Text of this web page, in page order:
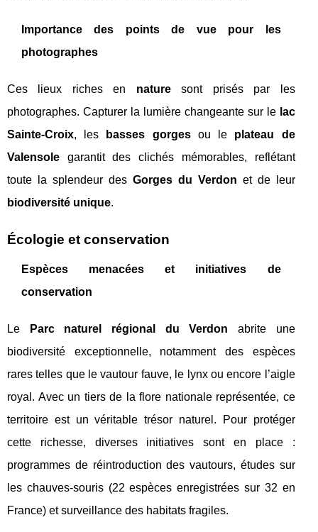
Importance des points de vue pour les
photographes
Ces lieux riches en naturesont prisés par les
photographes. Capturer la lumière changeante sur le lac
Sainte-Croix, les basses gorgesou le plateau de
Valensole garantit des clichés mémorables, reflétant
toute la splendeur des Gorges du Verdon et de leur
biodiversité unique.
Écologie et conservation
Espèces menacées et initiatives de
conservation
Le Parc naturel régional du Verdon abrite une
biodiversité exceptionnelle, notamment des espèces
rares telles que le vautour fauve, le lynx ou encore l’aigle
royal. Avec un tiers de la flore nationale représentée, ce
territoire est un véritable trésor naturel. Pour protéger
cette richesse, diverses initiatives sont en place :
programmes de réintroduction des vautours, études sur
les chauves-souris (22 espèces enregistrées sur 32 en
France) et surveillance des habitats fragiles.